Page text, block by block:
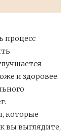
процесс
и здоровее.
которые
вы выглядите,